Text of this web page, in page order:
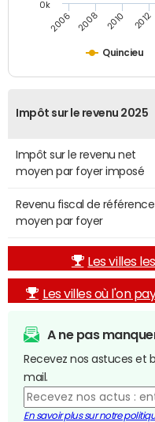
Quincieu
2006 2008 2010 2012
0k
Impôt sur le revenu 2025
Impôt sur le revenu net
moyen par foyer imposé
Revenu fiscal de référence
moyen par foyer
Les villes
Les villes où l'on
A ne pas
Recevez nos astuces et
mail.
En savoir plus sur notre